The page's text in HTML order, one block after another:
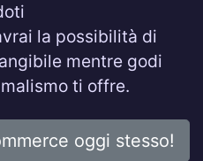
la possibilità di
mentre godi
ti offre.
oggi stesso!